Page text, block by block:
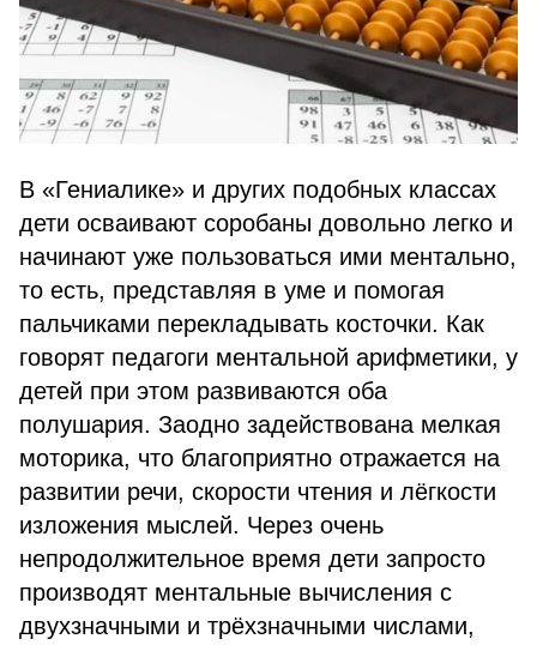
В «Гениалике» и других подобных классах
дети осваивают соробаны довольно легко и
начинают уже пользоваться ими ментально,
то есть, представляя в уме и помогая
пальчиками перекладывать косточки. Как
говорят педагоги ментальной арифметики, у
детей при этом развиваются оба
полушария. Заодно задействована мелкая
моторика, что благоприятно отражается на
развитии речи, скорости чтения и лёгкости
изложения мыслей. Через очень
непродолжительное время дети запросто
производят ментальные вычисления с
двухзначными и трёхзначными числами,